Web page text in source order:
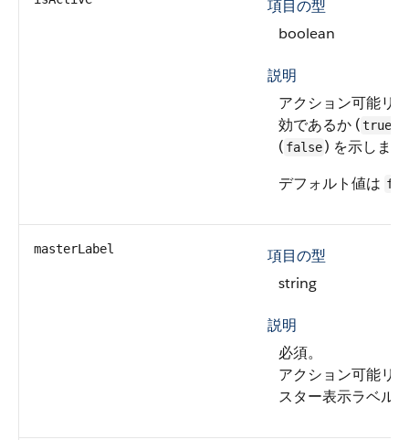
項目の型
boolean
説明
アクション可能リ
効であるか (true
( false) を示しま
デフォルト値は
masterLabel
項目の型
string
説明
必須。
アクション可能リ
スター表示ラベル。